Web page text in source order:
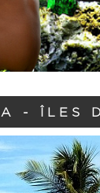
- ÎLES